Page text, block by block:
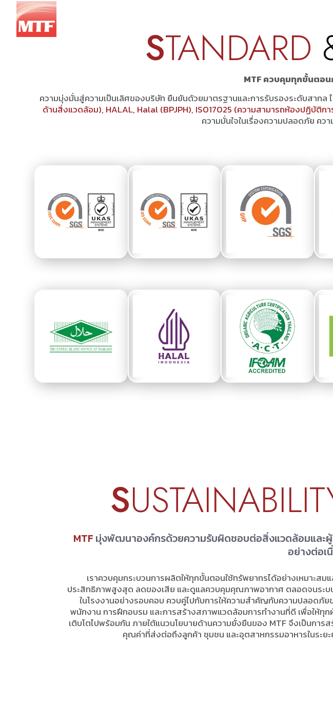
STANDARD
MTF ควบคุมทุกขั้นตอ
ความมุ่งมั่นสู่ความเป็นเลิศของบริษัท ยืนยันด้วยมาตรฐานและการรับรองระดับสากล
ด้านสิ่งแวดล้อม), HALAL, Halal (BPJPH), ISO17025 (ความสามารถห้องปฏิบัติกา
ความมั่นใจในเรื่องความปลอดภัย ค
S
MTF มุ่งพัฒนาองค์กรด้วยความรับผิดชอบต่อสิ่งแวดล้อมและ
อย่างต่อเ
เราควบคุมกระบวนการผลิตให้ทุกขั้นตอนใช้ทรัพยากรได้อย่างเหมาะสมแ
ประสิทธิภาพสูงสุด ลดของเสีย และดูแลควบคุมคุณภาพอากาศ ตลอดจนระบ
ในโรงงานอย่างรอบคอบ ควบคู่ไปกับการให้ความสำคัญกับความปลอดภัย
พนักงาน การฝึกอบรม และการสร้างสภาพแวดล้อมการทำงานที่ดี เพื่อให้ทุก
เติบโตไปพร้อมกัน ภายใต้แนวนโยบายด้านความยั่งยืนของ MTF จึงเป็นการส
คุณค่าที่ส่งต่อถึงลูกค้า ชุมชน และอุตสาหกรรมอาหารในระยะ